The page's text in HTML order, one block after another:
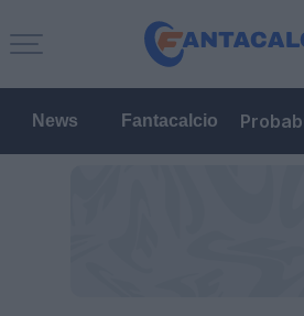
News Fantacalcio